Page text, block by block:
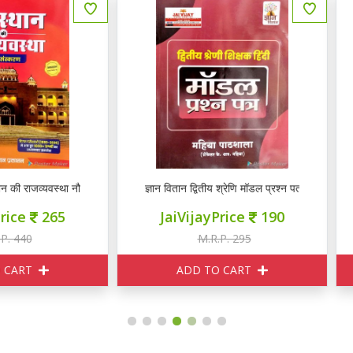
वितान द्वितीय श्रेणि मॉडल प्रश्न पत्र
JaiVijayPrice
ADD TO CART
ज्ञान वितान 2nd ग्रेड प्रथम
JaiVijayPrice
ADD TO CART